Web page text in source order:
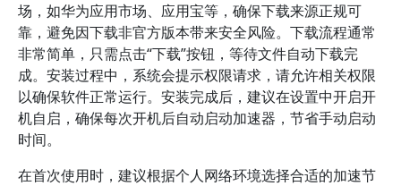
场，如华为应用市场、应用宝等，确保下载来源正规可
靠，避免因下载非官方版本带来安全风险。下载流程通常
非常简单，只需点击“下载”按钮，等待文件自动下载完
成。安装过程中，系统会提示权限请求，请允许相关权限
以确保软件正常运行。安装完成后，建议在设置中开启开
机自启，确保每次开机后自动启动加速器，节省手动启动
时间。
在首次使用时，建议根据个人网络环境选择合适的加速节